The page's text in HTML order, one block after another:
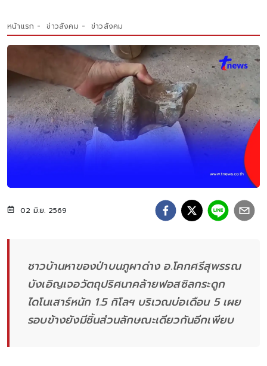
หน้าแรก ข่าวสังคม ข่าวสังคม
02 มิ.ย. 2569
ชาวบ้านหาของป่าบนภูผาด่าง อ.โคกศรีสุพรรณ
บังเอิญเจอวัตถุปริศนาคล้ายฟอสซิลกระดูก
ไดโนเสาร์หนัก 1.5 กิโลฯ บริเวณบ่อเดือน 5 เผย
รอบข้างยังมีชิ้นส่วนลักษณะเดียวกันอีกเพียบ